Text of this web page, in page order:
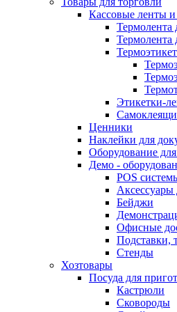
Кассовые ленты и
Термолента
Этикетки-
Ценники
Наклейки для
Оборудование
Демо -
POS
Аксессуары
Бейджи
Офисные
Подставки,
Стенды
Хозтовары
Посуда для
Кастрюли
Сковороды